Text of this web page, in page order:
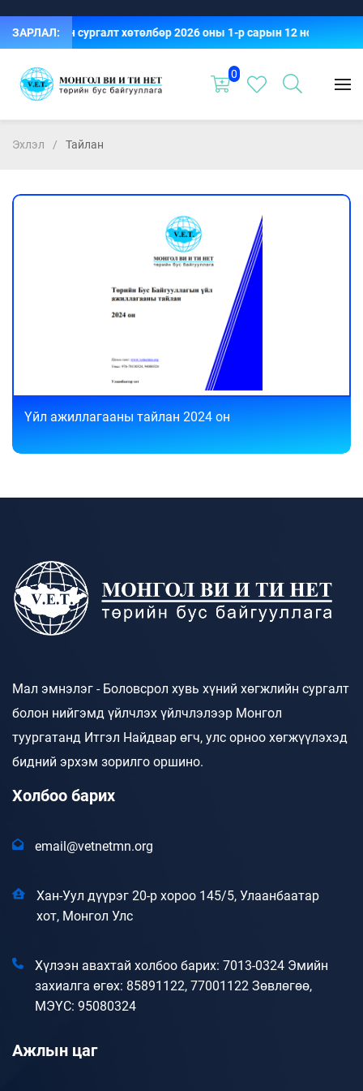
ЗАРЛАЛ:
Үргэлжилсэн сургалт хөтөлбөр 2026 оны 1-р сарын 12 ноос 2-р
0
Эхлэл Тайлан
Үйл ажиллагааны тайлан 2024 он
Мал эмнэлэг - Боловсрол хувь хүний хөгжлийн сургалт
болон нийгэмд үйлчлэх үйлчлэлээр Монгол
туургатанд Итгэл Найдвар өгч, улс орноо хөгжүүлэхэд
бидний эрхэм зорилго оршино.
Холбоо барих
email@vetnetmn.org
Хан-Уул дүүрэг 20-р хороо 145/5, Улаанбаатар
хот, Монгол Улс
Хүлээн авахтай холбоо барих: 7013-0324 Эмийн
захиалга өгөх: 85891122, 77001122 Зөвлөгөө,
МЭҮС: 95080324
Ажлын цаг